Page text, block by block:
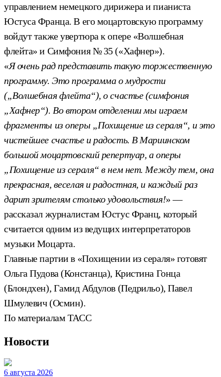
управлением немецкого дирижера и пианиста
Юстуса Франца. В его моцартовскую программу
войдут также увертюра к опере «Волшебная
флейта» и Симфония № 35 («Хафнер»).
«Я очень рад представить такую торжественную
программу. Это программа о мудрости
(„Волшебная флейта“), о счастье (симфония
„Хафнер“). Во втором отделении мы играем
фрагменты из оперы „Похищение из сераля“, и это
чистейшее счастье и радость. В Мариинском
большой моцартовский репертуар, а оперы
„Похищение из сераля“ в нем нет. Между тем, она
прекрасная, веселая и радостная, и каждый раз
дарит зрителям столько удовольствия!» —
рассказал журналистам Юстус Франц, который
считается одним из ведущих интерпретаторов
музыки Моцарта.
Главные партии в «Похищении из сераля» готовят
Ольга Пудова (Констанца), Кристина Гонца
(Блондхен), Гамид Абдулов (Педрильо), Павел
Шмулевич (Осмин).
По материалам ТАСС
Новости
6 августа 2026